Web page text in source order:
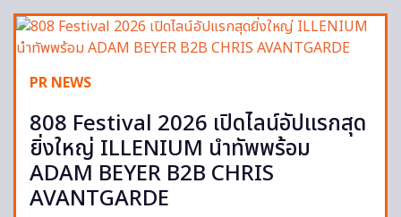
PR NEWS
808 Festival 2026 เปิดไลน์อัปแรกสุด
ยิ่งใหญ่ ILLENIUM นำทัพพร้อม
ADAM BEYER B2B CHRIS
AVANTGARDE